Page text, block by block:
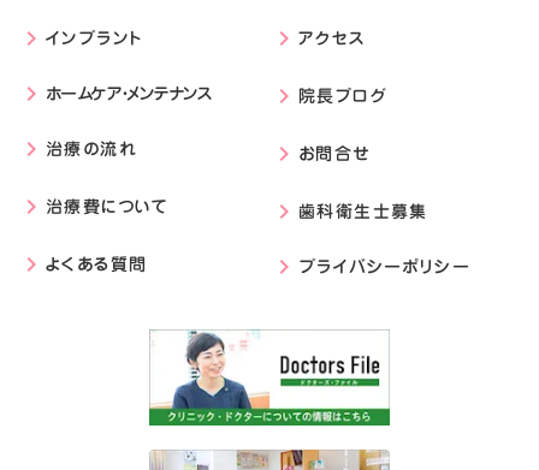
keyboard_arrow_right インプラント
keyboard_arrow_right ホームケア・メンテナンス
keyboard_arrow_right 治療の流れ
keyboard_arrow_right 治療費について
keyboard_arrow_right よくある質問
keyboard_arrow_right アクセス
keyboard_arrow_right 院長ブログ
keyboard_arrow_right お問合せ
keyboard_arrow_right 歯科衛生士募集
keyboard_arrow_right プライバシーポリシー